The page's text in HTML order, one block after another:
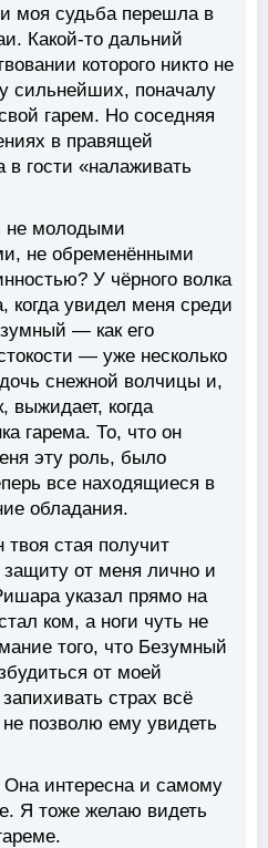
моя судьба перешла в
Какой-то дальний
которого никто не
сильнейших, поначалу
гарем. Но соседняя
в правящей
гости «налаживать
не молодыми
не обременёнными
У чёрного волка
когда увидел меня среди
— как его
— уже несколько
снежной волчицы и,
выжидает, когда
гарема. То, что он
эту роль, было
все находящиеся в
обладания.
стая получит
защиту от меня лично и
указал прямо на
ком, а ноги чуть не
того, что Безумный
от моей
страх всё
позволю ему увидеть
интересна и самому
Я тоже желаю видеть